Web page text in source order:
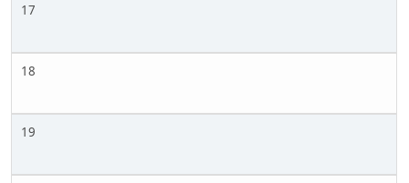
17
18
19